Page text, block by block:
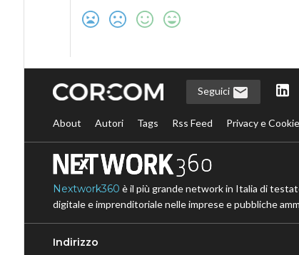
Seguici
About Autori Tags Rss Feed Privacy e
Nextwork360 è il più grande network in Italia di
digitale e imprenditoriale nelle imprese e pubbliche
Indirizzo